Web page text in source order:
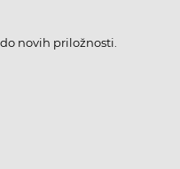
novih priložnosti.